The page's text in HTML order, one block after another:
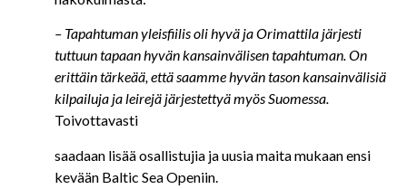
– Tapahtuman yleisfiilis oli hyvä ja Orimattila järjesti
tuttuun tapaan hyvän kansainvälisen tapahtuman. On
erittäin tärkeää, että saamme hyvän tason kansainvälisiä
kilpailuja ja leirejä järjestettyä myös Suomessa.
Toivottavasti
saadaan lisää osallistujia ja uusia maita mukaan ensi
kevään Baltic Sea Openiin.